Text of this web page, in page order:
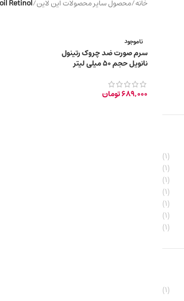
(1)
(1)
(1)
(1)
(1)
(1)
(1)
(1)
خانه/محصول سایر محصولات این لاین/
Retinol
ناموجود
سرم صورت ضد چروک رتینول
نانویل حجم 50 میلی‌ لیتر
689,000تومان